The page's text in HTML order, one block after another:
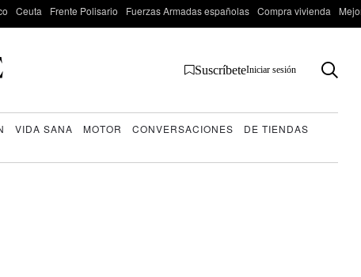
Ceuta Frente Polisario Fuerzas Armadas españolas Compra vivienda
SuscríbeteIniciar sesión
VIDA SANA MOTOR CONVERSACIONES
DE TIENDAS